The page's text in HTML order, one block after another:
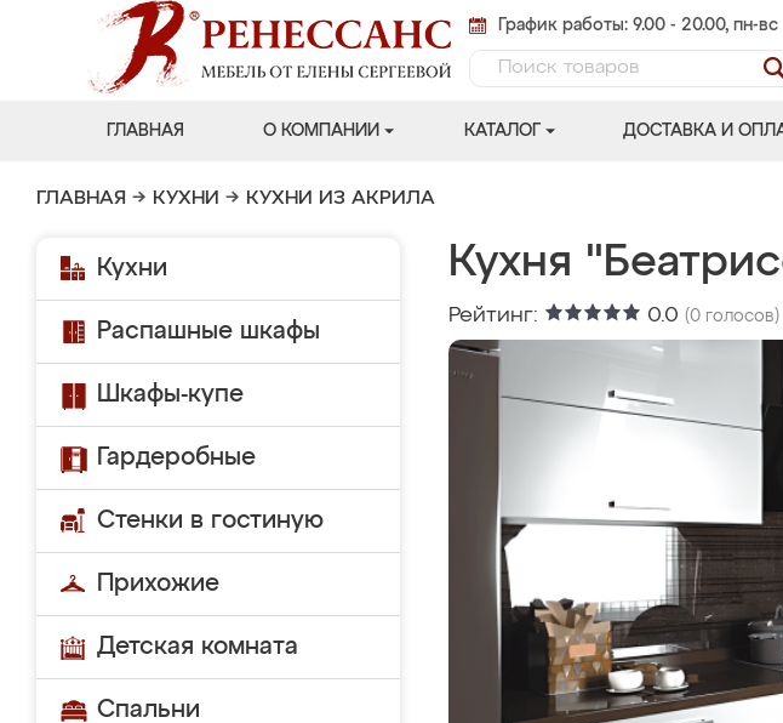
График работы: 9.00 - 20.00, пн-вс
ГЛАВНАЯ О КОМПАНИИ КАТАЛОГ ДОСТАВКА И
ГЛАВНАЯ → КУХНИ → КУХНИ ИЗ АКРИЛА
Кухни
Распашные шкафы
Шкафы-купе
Гардеробные
Стенки в гостиную
Прихожие
Детская комната
Спальни
Кухня
Рейтинг: 0.0 (0 голосов)